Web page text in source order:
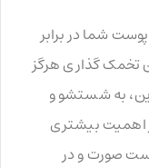
شما در برابر
تخمک گذاری هرگز
به شستشو و
اهمیت بیشتری
صورت و در